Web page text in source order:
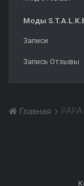
Моды
Записи
Запись Отзывы
Главная